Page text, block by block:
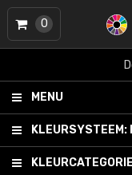
MENU
KLEURSYSTEEM:
0